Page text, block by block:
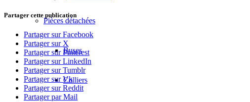
Pièces détachées
Buses
Colliers
Partager cette publication
Partager sur Facebook
Partager sur X
Partager sur Pinterest
Partager sur LinkedIn
Partager sur Tumblr
Partager sur Vk
Partager sur Reddit
Partager par Mail